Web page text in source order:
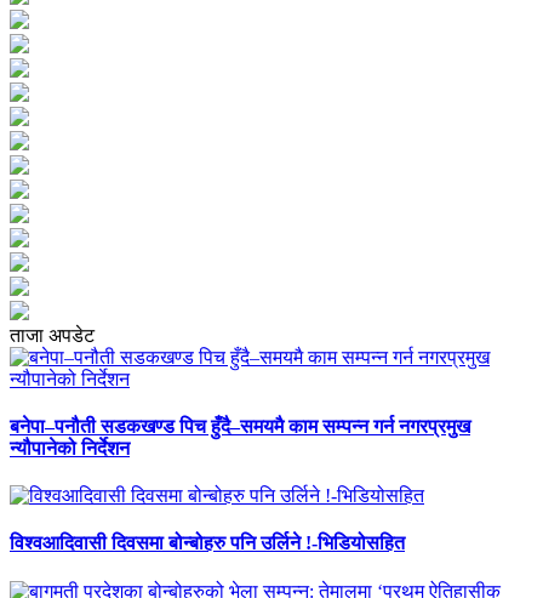
ताजा अपडेट
बनेपा–पनौती सडकखण्ड पिच हुँदै–समयमै काम सम्पन्न गर्न नगरप्रमुख
न्यौपानेको निर्देशन
विश्वआदिवासी दिवसमा बोन्बोहरु पनि उर्लिने !-भिडियोसहित